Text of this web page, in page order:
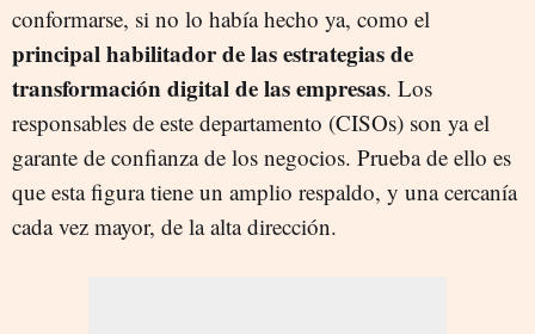
conformarse, si no lo había hecho ya, como el
principal habilitador de las estrategias de
transformación digital de las empresas. Los
responsables de este departamento (CISOs) son ya el
garante de confianza de los negocios. Prueba de ello es
que esta figura tiene un amplio respaldo, y una cercanía
cada vez mayor, de la alta dirección.